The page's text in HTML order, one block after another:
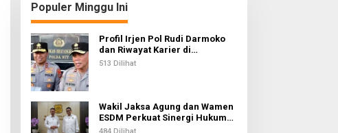
Populer Minggu Ini
Profil Irjen Pol Rudi Darmoko
dan Riwayat Karier di
Kepolisian
513 Dilihat
Wakil Jaksa Agung dan Wamen
ESDM Perkuat Sinergi Hukum
untuk Kawal Sektor Energi